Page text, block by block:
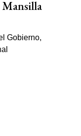
Mansilla